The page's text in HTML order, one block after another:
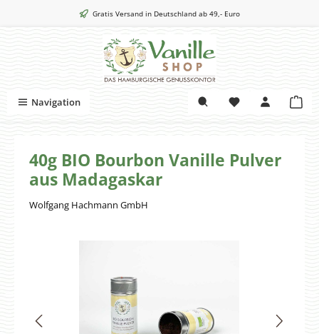
Zum Hauptinhalt springenGratis Versand in Deutschland ab 49,- Euro
Navigation
40g BIO Bourbon Vanille Pulver
aus Madagaskar
Wolfgang Hachmann GmbH